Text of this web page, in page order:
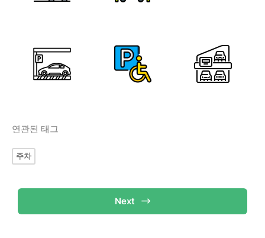
연관된 태그
주차
Next